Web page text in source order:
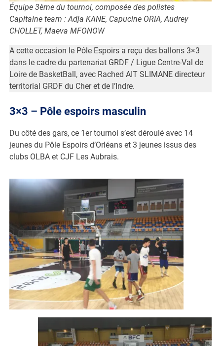
Équipe 3ème du tournoi, composée des polistes
Capitaine team : Adja KANE, Capucine ORIA, Audrey
CHOLLET, Maeva MFONOW
A cette occasion le Pôle Espoirs a reçu des ballons 3×3
dans le cadre du partenariat GRDF / Ligue Centre-Val de
Loire de BasketBall, avec Rached AIT SLIMANE directeur
territorial GRDF du Cher et de l’Indre.
3×3 – Pôle espoirs masculin
Du côté des gars, ce 1er tournoi s’est déroulé avec 14
jeunes du Pôle Espoirs d’Orléans et 3 jeunes issus des
clubs OLBA et CJF Les Aubrais.